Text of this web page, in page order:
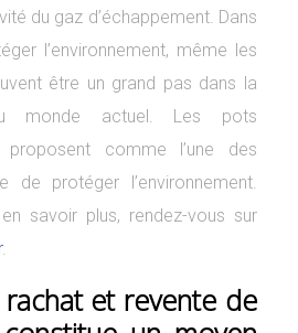
du gaz d’échappement. Dans
l’environnement, même les
être un grand pas dans la
monde actuel. Les pots
comme l’une des
de protéger l’environnement.
savoir plus, rendez-vous sur
.
rachat et revente de